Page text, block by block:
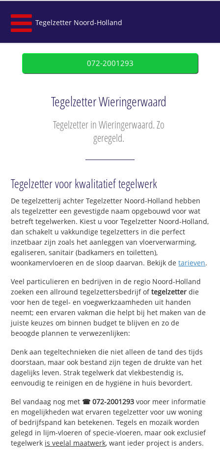
Tegelzetter Noord-Holland
072-2001293
Tegelzetter Wieringerwaard
Tegelzetter in Wieringerwaard. Zo
geregeld.
Tegelzetter voor kwalitatief tegelwerk
De tegelzetterij achter Tegelzetter Noord-Holland hebben
als tegelzetter een gevestigde naam opgebouwd voor wat
betreft tegelwerken. Kiest u voor Tegelzetter Noord-Holland,
dan schakelt u vakkundige tegelzetters in die perfect
inzetbaar zijn zoals het aanleggen van vloerverwarming,
egaliseren, sanitair (badkamers en toiletten),
woonkamervloeren en de sloop daarvan. Bekijk detarieven.
Veel particulieren en bedrijven in de regio Noord-Holland
zoeken een allround tegelzettersbedrijf oftegelzetter die
voor hen de tegel- en voegwerkzaamheden uit handen
neemt; een ervaren vakman die helpt bij het maken van de
juiste keuzes om binnen budget te blijven en zo de
beoogde plannen te verwezenlijken:
Denk aan tegeltechnieken die niet alleen de tand des tijds
doorstaan, maar ook bestand zijn tegen de drukte van het
dagelijks leven. Strak tegelwerk dat vlekbestendig is,
eenvoudig te reinigen en de hygiëne in huis bevordert.
Bel vandaag nog met ☎ 072-2001293 voor meer informatie
en mogelijkheden wat ervaren tegelzetter voor uw woning
of bedrijfspand kan betekenen. Tegels en mozaïk worden
gelegd in lijm-vloeren of specie-vloeren, maar ook exclusief
tegelwerk is veelal maatwerk, want ieder project is anders.